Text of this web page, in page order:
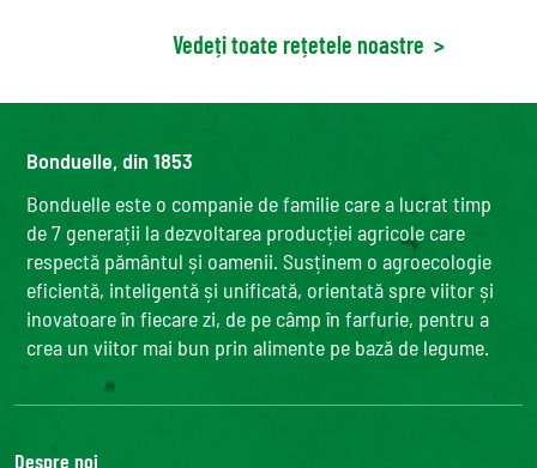
Vedeți toate rețetele noastre >
Bonduelle, din 1853
Bonduelle este o companie de familie care a lucrat timp
de 7 generații la dezvoltarea producției agricole care
respectă pământul și oamenii. Susținem o agroecologie
eficientă, inteligentă și unificată, orientată spre viitor și
inovatoare în fiecare zi, de pe câmp în farfurie, pentru a
crea un viitor mai bun prin alimente pe bază de legume.
Despre noi